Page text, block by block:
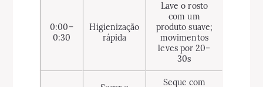
0:00–
0:30
Higienização
rápida
Lave o rosto
com um
produto suave;
movimentos
leves por 20–
30s
Seque com